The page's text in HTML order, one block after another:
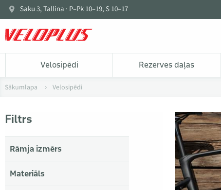
Saku 3, Tallina · P–Pk 10–19, S 10–17
Velosipēdi Rezerves daļas
Sākumlapa Velosipēdi
Filtrs
Rāmja izmērs
Materiāls